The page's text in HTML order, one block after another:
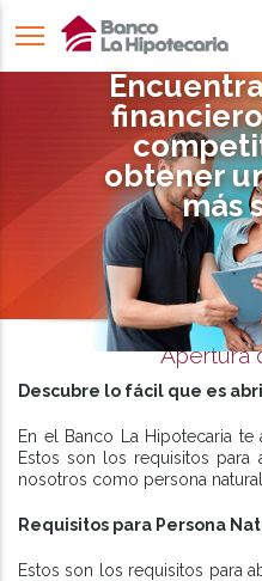
obtener
más
Apertura
Descubre lo fácil que es
En el Banco La Hipotecaria
Estos son los requisitos para
nosotros como persona
Requisitos para Persona
Estos son los requisitos para